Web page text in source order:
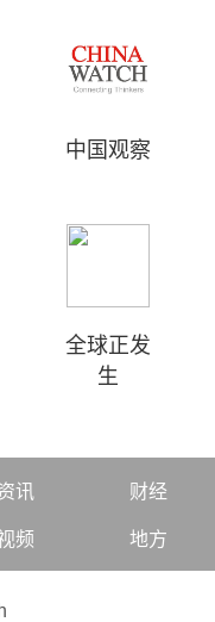
中国观察
全球正发
生
讯 财经
频 地方